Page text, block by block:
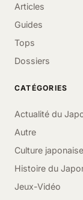
Articles
Guides
Tops
Dossiers
CATÉGORIES
Actualité du
Autre
Culture japonaise
Histoire du
Jeux-Vidéo